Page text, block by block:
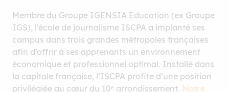
Membre du Groupe IGENSIA Education (ex Groupe
IGS), l’école de journalisme ISCPA a implanté ses
campus dans trois grandes métropoles françaises
afin d’offrir à ses apprenants un environnement
économique et professionnel optimal. Installé dans
la capitale française, l’ISCPA profite d’une position
privilégiée au cœur du 10ᵉ arrondissement. Notre